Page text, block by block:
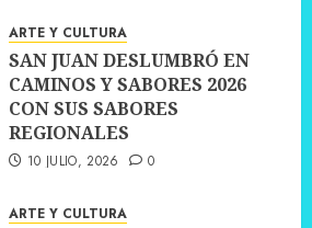
ARTE Y CULTURA
SAN JUAN DESLUMBRÓ EN
CAMINOS Y SABORES 2026
CON SUS SABORES
REGIONALES
10 JULIO, 2026 0
ARTE Y CULTURA